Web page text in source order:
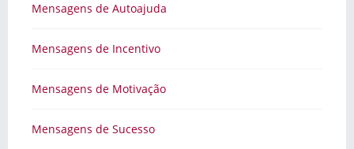
Mensagens de Autoajuda
Mensagens de Incentivo
Mensagens de Motivação
Mensagens de Sucesso